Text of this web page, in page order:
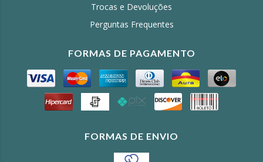
Trocas e Devoluções
Perguntas Frequentes
FORMAS DE PAGAMENTO
FORMAS DE ENVIO